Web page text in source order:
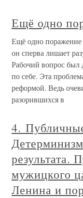
Ещё одно
Ещё одно поражение
он сперва лишает
Рабочий вопрос был
по себе. Эта
реформой. Ведь
разорившихся в
4.
результата.
мужицкого
Ленина и